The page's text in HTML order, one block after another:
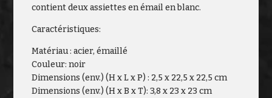
contient deux assiettes en émail en blanc.
Caractéristiques:
Matériau : acier, émaillé
Couleur: noir
Dimensions (env.) (H x L x P) : 2,5 x 22,5 x 22,5 cm
Dimensions (env.) (H x B x T): 3,8 x 23 x 23 cm